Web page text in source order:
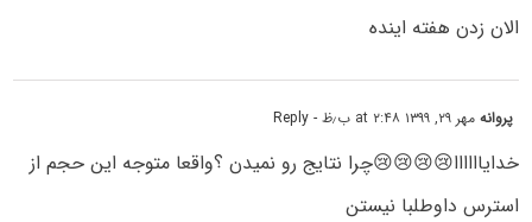
الان زدن هفته اینده
پروانهمهر ۲۹, ۱۳۹۹ at ۲:۴۸ ب٫ظ - Reply
خدایاااااا😢😢😢😢چرا نتایج رو نمیدن ؟واقعا متوجه این حجم از
استرس داوطلبا نیستن